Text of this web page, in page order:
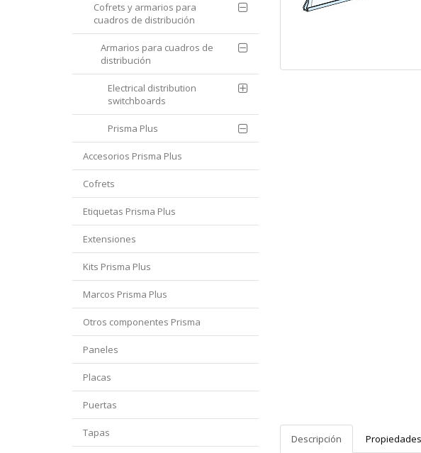
Descripción Propiedades
Cofrets y armarios para
cuadros de distribución
Armarios para cuadros de
distribución
Electrical distribution
switchboards
Prisma Plus
Accesorios Prisma Plus
Cofrets
Etiquetas Prisma Plus
Extensiones
Kits Prisma Plus
Marcos Prisma Plus
Otros componentes Prisma
Paneles
Placas
Puertas
Tapas